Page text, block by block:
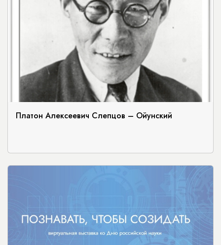
Платон Алексеевич Слепцов – Ойунский